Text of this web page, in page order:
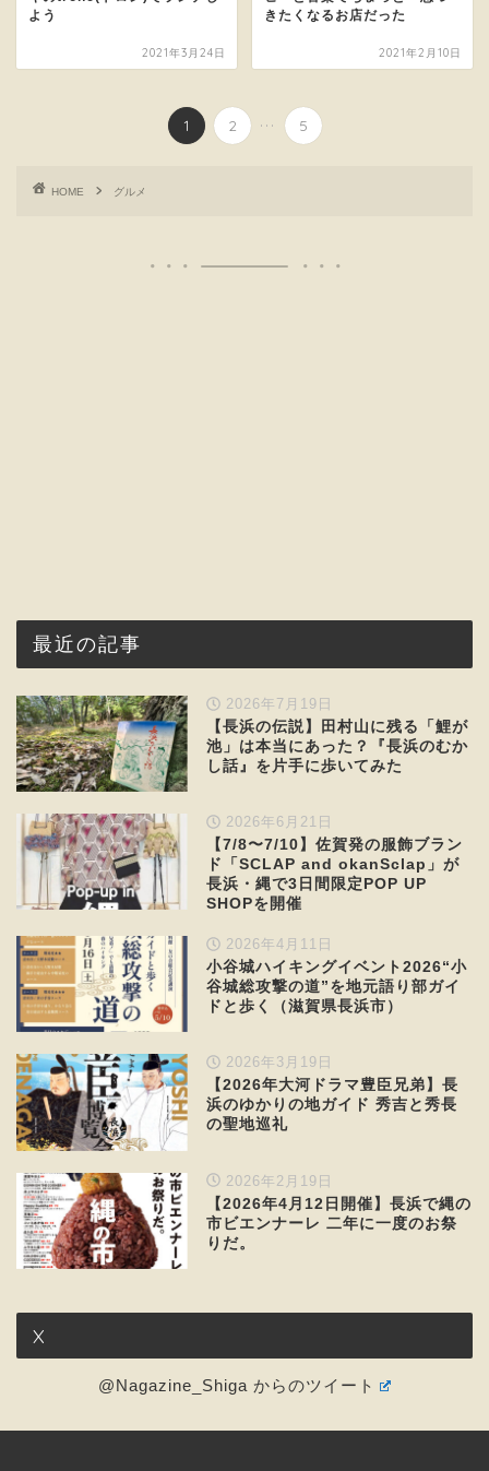
よう
2021年3月24日
きたくなるお店だった
2021年2月10日
1 2 ... 5
HOME グルメ
最近の記事
2026年7月19日
【長浜の伝説】田村山に残る「鯉が
池」は本当にあった？『長浜のむか
し話』を片手に歩いてみた
2026年6月21日
【7/8〜7/10】佐賀発の服飾ブラン
ド「SCLAP and okanSclap」が
長浜・縄で3日間限定POP UP
SHOPを開催
2026年4月11日
小谷城ハイキングイベント2026“小
谷城総攻撃の道”を地元語り部ガイ
ドと歩く（滋賀県長浜市）
2026年3月19日
【2026年大河ドラマ豊臣兄弟】長
浜のゆかりの地ガイド 秀吉と秀長
の聖地巡礼
2026年2月19日
【2026年4月12日開催】長浜で縄の
市ビエンナーレ 二年に一度のお祭
りだ。
X
@Nagazine_Shiga からのツイート